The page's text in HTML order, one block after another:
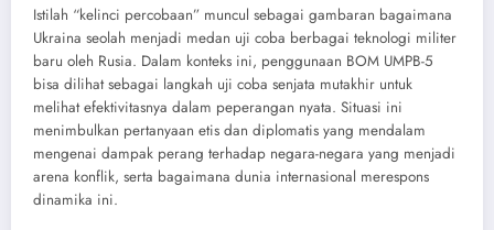
Istilah “kelinci percobaan” muncul sebagai gambaran bagaimana
Ukraina seolah menjadi medan uji coba berbagai teknologi militer
baru oleh Rusia. Dalam konteks ini, penggunaan BOM UMPB-5
bisa dilihat sebagai langkah uji coba senjata mutakhir untuk
melihat efektivitasnya dalam peperangan nyata. Situasi ini
menimbulkan pertanyaan etis dan diplomatis yang mendalam
mengenai dampak perang terhadap negara-negara yang menjadi
arena konflik, serta bagaimana dunia internasional merespons
dinamika ini.